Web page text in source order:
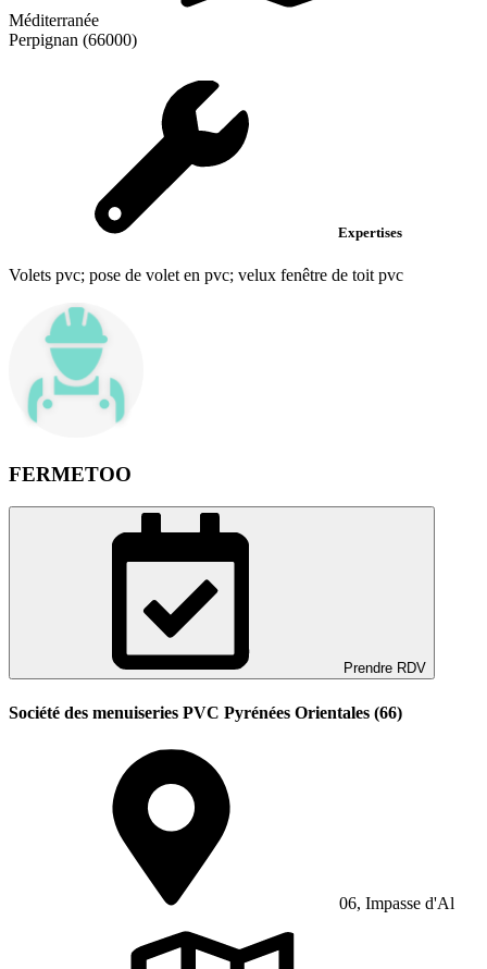
Méditerranée
Perpignan (66000)
Expertises
Volets pvc; pose de volet en pvc; velux fenêtre de toit pvc
FERMETOO
Prendre RDV
Société des menuiseries PVC Pyrénées Orientales (66)
06, Impasse d'Al